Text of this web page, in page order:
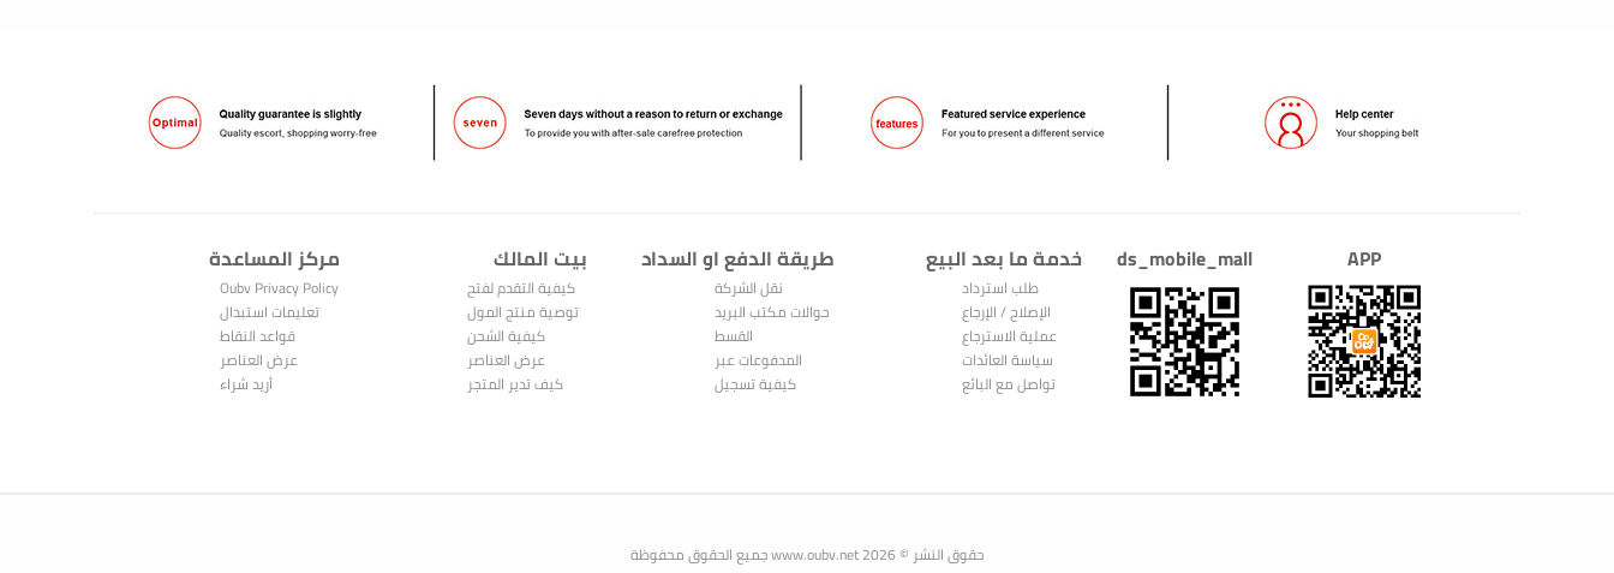
مركز المساعدة
Oubv Privacy Policy
تعليمات استبدال
النقاط
قواعد النقاط
عرض العناصر
المشتراة
أريد شراء
بيت المالك
كيفية التقدم لفتح
متجر
توصية منتج المول
كيفية الشحن
عرض العناصر
المباعة
كيف تدير المتجر
طريقة الدفع او السداد
نقل الشركة
حوالات مكتب البريد
القسط
المدفوعات عبر
الإنترنت
كيفية تسجيل
خدمة ما بعد البيع
طلب استرداد
الإصلاح / الإرجاع
عملية الاسترجاع
والاستبدال
سياسة العائدات
تواصل مع البائع
ds_mobile_mall APP
حقوق النشر © 2026 www.oubv.net جميع الحقوق محفوظة